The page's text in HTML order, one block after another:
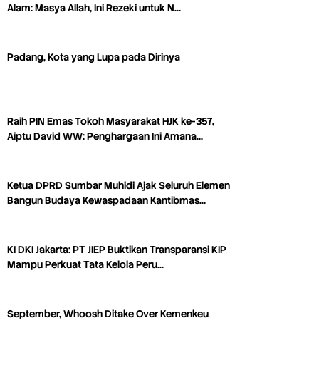
Alam: Masya Allah, Ini Rezeki untuk N…
Padang, Kota yang Lupa pada Dirinya
Raih PIN Emas Tokoh Masyarakat HJK ke-357,
Aiptu David WW: Penghargaan Ini Amana…
Ketua DPRD Sumbar Muhidi Ajak Seluruh Elemen
Bangun Budaya Kewaspadaan Kantibmas…
KI DKI Jakarta: PT JIEP Buktikan Transparansi KIP
Mampu Perkuat Tata Kelola Peru…
September, Whoosh Ditake Over Kemenkeu